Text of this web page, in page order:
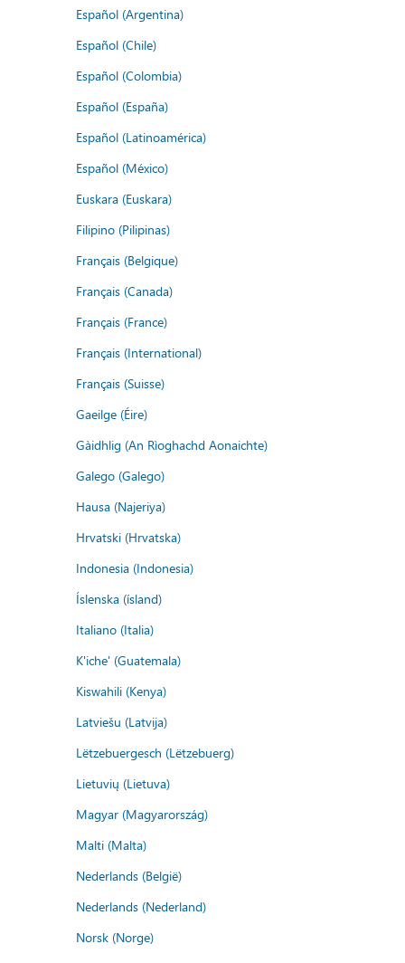
Español (Argentina)
Español (Chile)
Español (Colombia)
Español (España)
Español (Latinoamérica)
Español (México)
Euskara (Euskara)
Filipino (Pilipinas)
Français (Belgique)
Français (Canada)
Français (France)
Français (International)
Français (Suisse)
Gaeilge (Éire)
Gàidhlig (An Rìoghachd Aonaichte)
Galego (Galego)
Hausa (Najeriya)
Hrvatski (Hrvatska)
Indonesia (Indonesia)
Íslenska (ísland)
Italiano (Italia)
K'iche' (Guatemala)
Kiswahili (Kenya)
Latviešu (Latvija)
Lëtzebuergesch (Lëtzebuerg)
Lietuvių (Lietuva)
Magyar (Magyarország)
Malti (Malta)
Nederlands (België)
Nederlands (Nederland)
Norsk (Norge)